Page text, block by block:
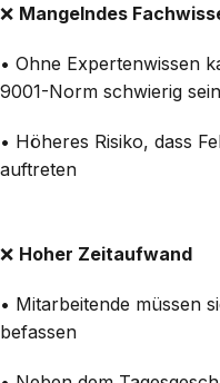
❌ Mangelndes
• Ohne Expertenwissen
9001-Norm schwierig sein
• Höheres Risiko, dass
auftreten
❌ Hoher Zeitaufwand
• Mitarbeitende müssen
befassen